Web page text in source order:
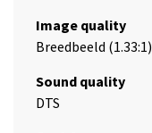
Image quality
Breedbeeld (1.33:1)
Sound quality
DTS